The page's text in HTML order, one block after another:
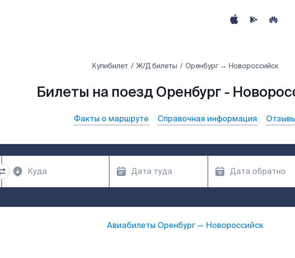
Купибилет Ж/Д билеты Оренбург → Новороссийск
Билеты на поезд Оренбург -
Факты о маршруте Справочная информация
Авиабилеты Оренбург— Новороссийск